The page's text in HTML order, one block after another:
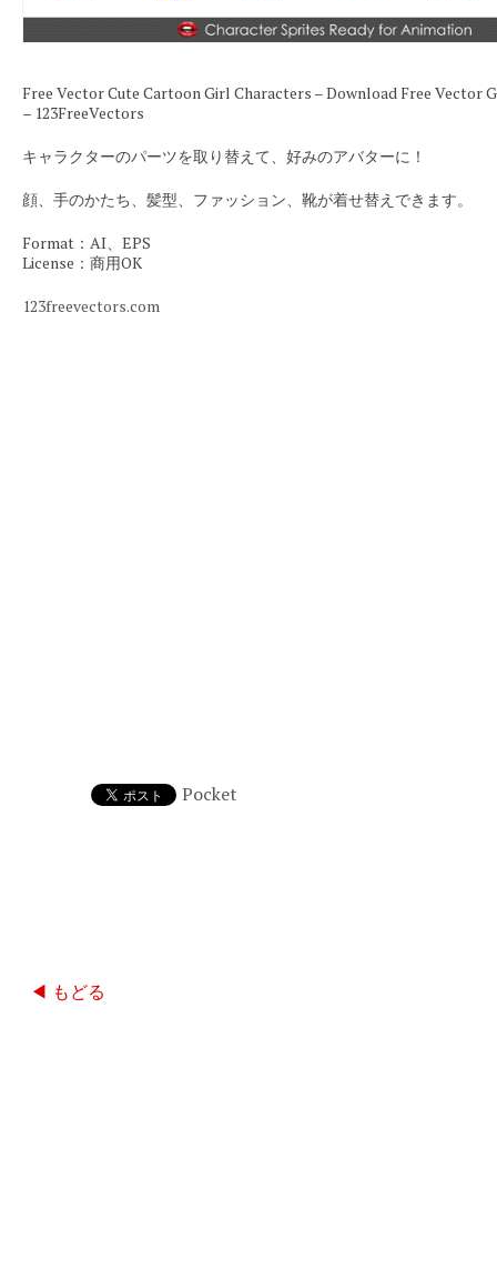
Free Vector Cute Cartoon Girl Characters – Download Free Vector
– 123FreeVectors
キャラクターのパーツを取り替えて、好みのアバターに！
顔、手のかたち、髪型、ファッション、靴が着せ替えできます。
Format：AI、EPS
License：商用OK
123freevectors.com
Pocket
◀ もどる